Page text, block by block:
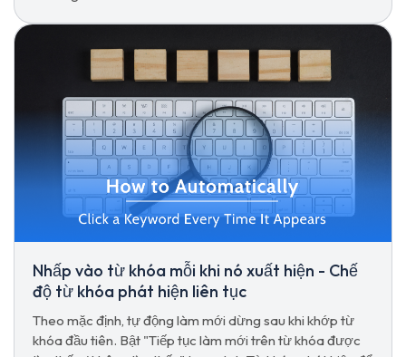
Nhấp vào từ khóa mỗi khi nó xuất hiện - Chế
độ từ khóa phát hiện liên tục
Theo mặc định, tự động làm mới dừng sau khi khớp từ
khóa đầu tiên. Bật "Tiếp tục làm mới trên từ khóa được